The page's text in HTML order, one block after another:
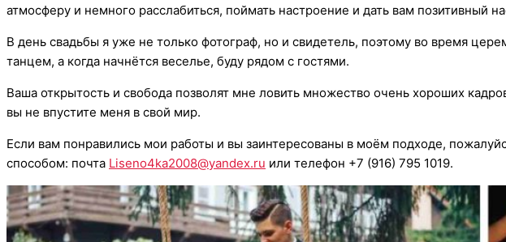
атмосферу и немного расслабиться, поймать настроение ​​и дать вам позитивный
В день свадьбы я уже не только фотограф, но и свидетель, поэтому во время
танцем, а когда начнётся веселье, буду рядом с гостями.
Ваша открытость и свобода позволят мне ловить множество очень хороших
вы не впустите меня в свой мир.
Если вам понравились мои работы и вы заинтересованы в моём подходе,
способом: почта Liseno4ka2008@yandex.ru или телефон +7 (916) 795 1019.